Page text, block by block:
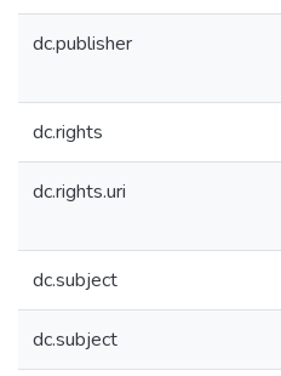
dc.publisher
dc.rights
dc.rights.uri
dc.subject
dc.subject